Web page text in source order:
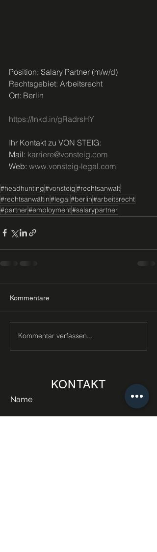
Position: Salary Partner (m/w/d)
Rechtsgebiet: Arbeitsrecht
Ort: Berlin
https://lnkd.in/gRadrsHY
Ihr Kontakt zu VON STEIG:
Mail: karriere@vonsteig.com
Web: www.vonsteig-legal.com
#headhunting#vonsteig#rechtsanwalt
#rechtsanwältin#legal#berlin#arbeitsrecht
#partner#employment#salarypartner
Kommentare
Kommentar verfassen...
KONTAKT
Name